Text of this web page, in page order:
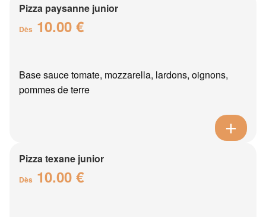
Pizza paysanne junior
Dès 10.00 €
Base sauce tomate, mozzarella, lardons, oignons,
pommes de terre
Pizza texane junior
Dès 10.00 €